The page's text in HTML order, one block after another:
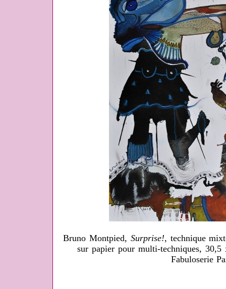
Bruno Montpied, Surprise!, technique
sur papier pour multi-techniques,
Fabuloserie